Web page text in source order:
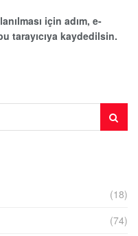
için adım, e-
tarayıcıya kaydedilsin.
(18)
(74)